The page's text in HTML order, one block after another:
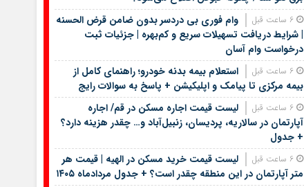
وام فوری بی دردسر بدون ضامن قرض الحسنه
| شرایط دریافت تسهیلات سریع و کم‌بهره | جزئیات ثبت
درخواست وام آسان
استعلام بیمه بدنه خودرو؛ راهنمای کامل از
بیمه مرکزی تا پیامک و اپلیکیشن + پاسخ به سوالات رایج
لیست قیمت اجاره مسکن در قم/ اجاره
آپارتمان در سالاریه، پردیسان، زنبیل‌آباد و… چقدر هزینه دارد؟
+ جدول
لیست قیمت خرید مسکن در الهیه | قیمت هر
متر آپارتمان در این منطقه چقدر است؟ + جدول مردادماه ۱۴۰۵